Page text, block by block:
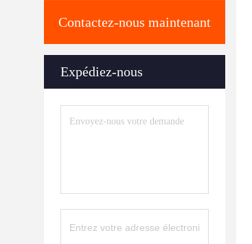
Contactez-nous maintenant
Expédiez-nous